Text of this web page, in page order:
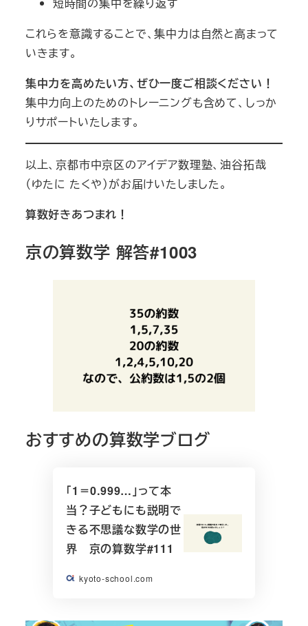
これらを意識することで、集中力は自然と高まって
いきます。
集中力を高めたい方、ぜひ一度ご相談ください！
集中力向上のためのトレーニングも含めて、しっか
りサポートいたします。
以上、京都市中京区のアイデア数理塾、油谷拓哉
（ゆたに たくや）がお届けいたしました。
算数好きあつまれ！
京の算数学 解答#1003
おすすめの算数学ブログ
「1＝0.999…」って本
当？子どもにも説明で
きる不思議な数学の世
界 京の算数学#111
kyoto-school.com